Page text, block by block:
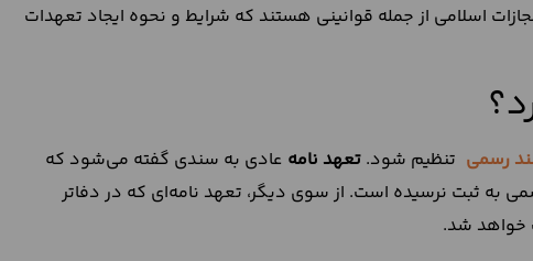
اسلامی از جمله قوانینی هستند که شرایط و نحوه ایجاد تعهدات
رسمی تنظیم شود. تعهد نامه عادی به سندی گفته می‌شود که
به ثبت نرسیده است. از سوی دیگر، تعهد نامه‌ای که در دفاتر
خواهد شد.